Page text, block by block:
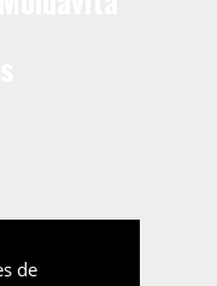
de